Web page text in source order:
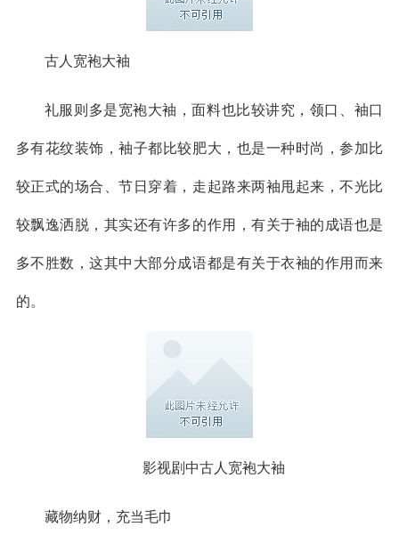
古人宽袍大袖
礼服则多是宽袍大袖，面料也比较讲究，领口、袖口
多有花纹装饰，袖子都比较肥大，也是一种时尚，参加比
较正式的场合、节日穿着，走起路来两袖甩起来，不光比
较飘逸洒脱，其实还有许多的作用，有关于袖的成语也是
多不胜数，这其中大部分成语都是有关于衣袖的作用而来
的。
影视剧中古人宽袍大袖
藏物纳财，充当毛巾